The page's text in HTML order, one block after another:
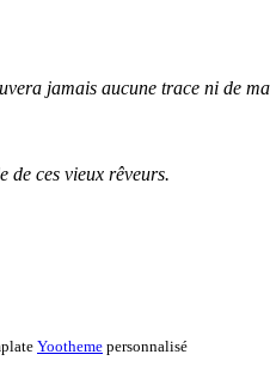
jamais aucune trace ni de
de ces vieux rêveurs.
Yootheme personnalisé